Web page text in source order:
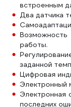
встроенным
Два датчика
Возможность
работы.
заданной
Цифровая
Электронный
Электронная
последних